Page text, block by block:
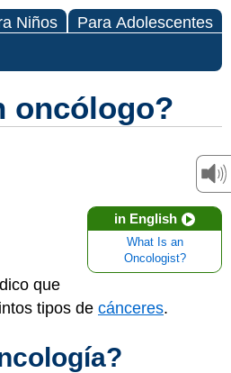
Niños Para Adolescentes
oncólogo?
in English
What Is an
Oncologist?
que
tipos de cánceres.